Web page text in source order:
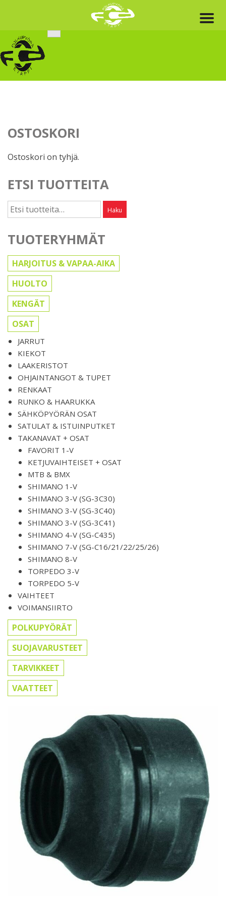
content
OSTOSKORI
Ostoskori on tyhjä.
ETSI TUOTTEITA
Etsi: Haku
TUOTERYHMÄT
HARJOITUS & VAPAA-AIKA
HUOLTO
KENGÄT
OSAT
JARRUT
KIEKOT
LAAKERISTOT
OHJAINTANGOT & TUPET
RENKAAT
RUNKO & HAARUKKA
SÄHKÖPYÖRÄN OSAT
SATULAT & ISTUINPUTKET
TAKANAVAT + OSAT
FAVORIT 1-V
KETJUVAIHTEISET + OSAT
MTB & BMX
SHIMANO 1-V
SHIMANO 3-V (SG-3C30)
SHIMANO 3-V (SG-3C40)
SHIMANO 3-V (SG-3C41)
SHIMANO 4-V (SG-C435)
SHIMANO 7-V (SG-C16/21/22/25/26)
SHIMANO 8-V
TORPEDO 3-V
TORPEDO 5-V
VAIHTEET
VOIMANSIIRTO
POLKUPYÖRÄT
SUOJAVARUSTEET
TARVIKKEET
VAATTEET